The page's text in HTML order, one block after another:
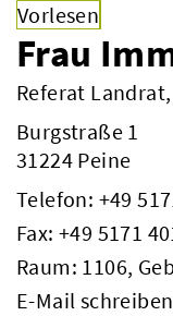
Vorlesen
Frau
Referat
Burgstraße 1
31224 Peine
Telefon: +49
Fax: +49 5171
Raum: 1106,
E-Mail schreiben